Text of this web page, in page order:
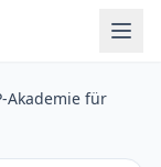
Akademie für